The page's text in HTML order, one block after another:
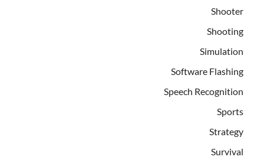
Shooter
Shooting
Simulation
Software Flashing
Speech Recognition
Sports
Strategy
Survival